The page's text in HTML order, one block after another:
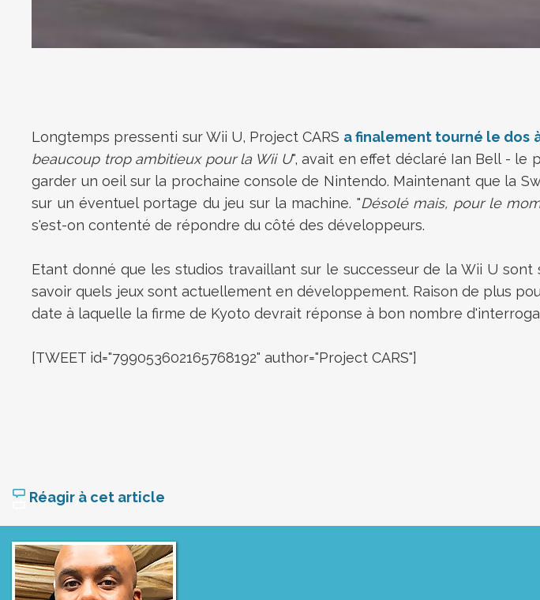
Longtemps pressenti sur Wii U, Project CARS a finalement tourné le dos
beaucoup trop ambitieux pour la Wii U", avait en effet déclaré Ian Bell - le
garder un oeil sur la prochaine console de Nintendo. Maintenant que la
sur un éventuel portage du jeu sur la machine. "Désolé mais, pour le
s'est-on contenté de répondre du côté des développeurs.
Etant donné que les studios travaillant sur le successeur de la Wii U
savoir quels jeux sont actuellement en développement. Raison de plus
date à laquelle la firme de Kyoto devrait réponse à bon nombre
[TWEET id="799053602165768192" author="Project CARS"]
Réagir à cet article